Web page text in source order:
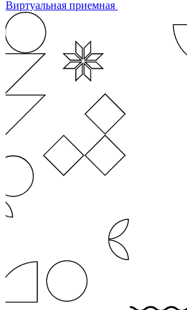
Виртуальная приемная